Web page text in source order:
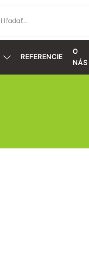
REFERENCIE
O
NÁS